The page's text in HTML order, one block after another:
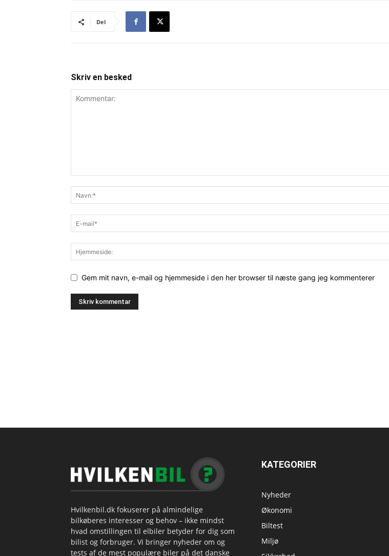
Del
Skriv en besked
Gem mit navn, e-mail og hjemmeside i den her browser til næste gang jeg kommenterer
Hvilkenbil.dk fokuserer på almindelige
bilkøberes interesser og behov – ikke mindst
hvad omstillingen til elbiler betyder for dig som
bilist og forbruger. Vi bringer nyheder om og
tests af de mest populære biler på det danske
KATEGORIER
Nyheder
Økonomi
Biltest
Miljø